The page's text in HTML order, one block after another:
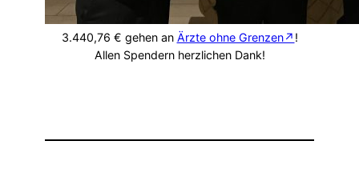
3.440,76 € gehen an Ärzte ohne Grenzen↗ !
Allen Spendern herzlichen Dank!